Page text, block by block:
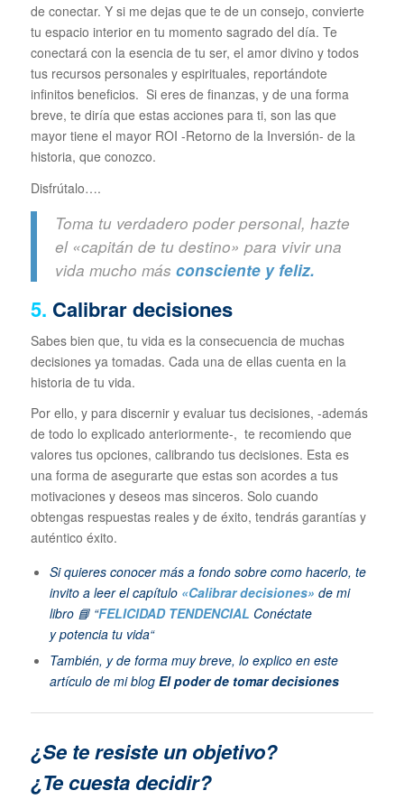
de conectar. Y si me dejas que te de un consejo, convierte
tu espacio interior en tu momento sagrado del día. Te
conectará con la esencia de tu ser, el amor divino y todos
tus recursos personales y espirituales, reportándote
infinitos beneficios. Si eres de finanzas, y de una forma
breve, te diría que estas acciones para ti, son las que
mayor tiene el mayor ROI -Retorno de la Inversión- de la
historia, que conozco.
Disfrútalo….
Toma tu verdadero poder personal, hazte
el «capitán de tu destino» para vivir una
vida mucho más consciente y feliz.
5. Calibrar decisiones
Sabes bien que, tu vida es la consecuencia de muchas
decisiones ya tomadas. Cada una de ellas cuenta en la
historia de tu vida.
Por ello, y para discernir y evaluar tus decisiones, -además
de todo lo explicado anteriormente-, te recomiendo que
valores tus opciones, calibrando tus decisiones. Esta es
una forma de asegurarte que estas son acordes a tus
motivaciones y deseos mas sinceros. Solo cuando
obtengas respuestas reales y de éxito, tendrás garantías y
auténtico éxito.
Si quieres conocer más a fondo sobre como hacerlo, te
invito a leer el capítulo«Calibrar decisiones» de mi
libro 📘 “FELICIDAD TENDENCIAL Conéctate
y potencia tu vida“
También, y de forma muy breve, lo explico en este
artículo de mi blog El poder de tomar decisiones
¿Se te resiste un objetivo?
¿Te cuesta decidir?